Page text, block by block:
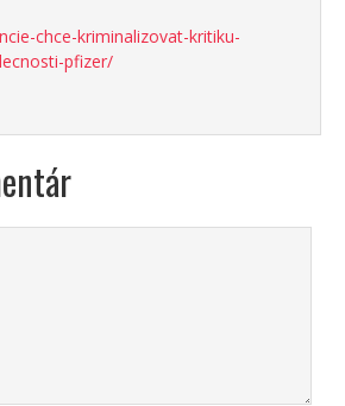
chce-kriminalizovat-kritiku-
pfizer/